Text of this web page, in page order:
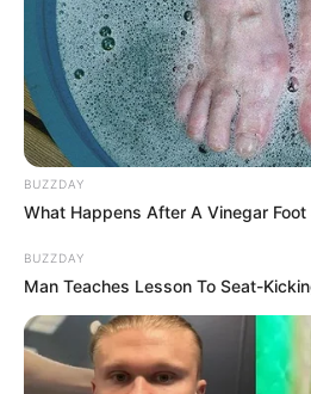
4. Lee Min Hyuk (BtoB) vs Lee
(foto:
Salah satu anggota boyband BtoB
M! Countdown memiliki nama
sekarang. Sementara, B-Bomb, salah
juga memiliki nama asli Lee Min
5. Jimin (BTS) vs Jimin (AOA)
BUZZDAY
What Happens After A Vinegar Foot
BUZZDAY
Man Teaches Lesson To Seat-